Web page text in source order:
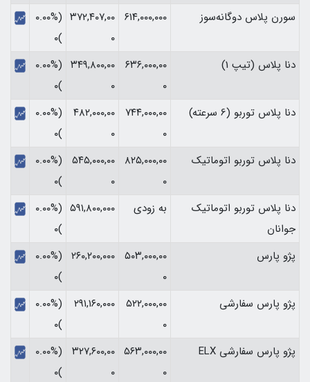
سورن پلاس دوگانه‌سوز
۶۱۴,۰۰۰,۰۰۰ ۳۷۲,۴۰۷,۰۰
۰
(۰.۰۰%
)۰
دنا پلاس (تیپ 1)
۶۳۶,۰۰۰,۰۰
۰
۳۴۹,۸۰۰,۰۰
۰
(۰.۰۰%
)۰
دنا پلاس توربو (6 سرعته)
۷۴۴,۰۰۰,۰۰
۰
۴۸۲,۰۰۰,۰۰
۰
(۰.۰۰%
)۰
دنا پلاس توربو اتوماتیک
۸۲۵,۰۰۰,۰۰
۰
۵۴۵,۰۰۰,۰۰
۰
(۰.۰۰%
)۰
دنا پلاس توربو اتوماتیک
جوانان
به زودی ۵۹۱,۸۰۰,۰۰۰
(۰.۰۰%
)۰
پژو پارس
۵۰۳,۰۰۰,۰۰
۰
۲۶۰,۲۰۰,۰۰۰
(۰.۰۰%
)۰
پژو پارس سفارشی
۵۲۲,۰۰۰,۰۰
۰
۲۹۱,۱۶۰,۰۰۰
(۰.۰۰%
)۰
پژو پارس سفارشی ELX
۵۶۳,۰۰۰,۰۰
۰
۳۲۷,۶۰۰,۰۰
۰
(۰.۰۰%
)۰